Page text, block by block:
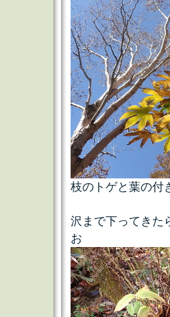
枝のトゲと葉の付
沢まで下ってきた
お